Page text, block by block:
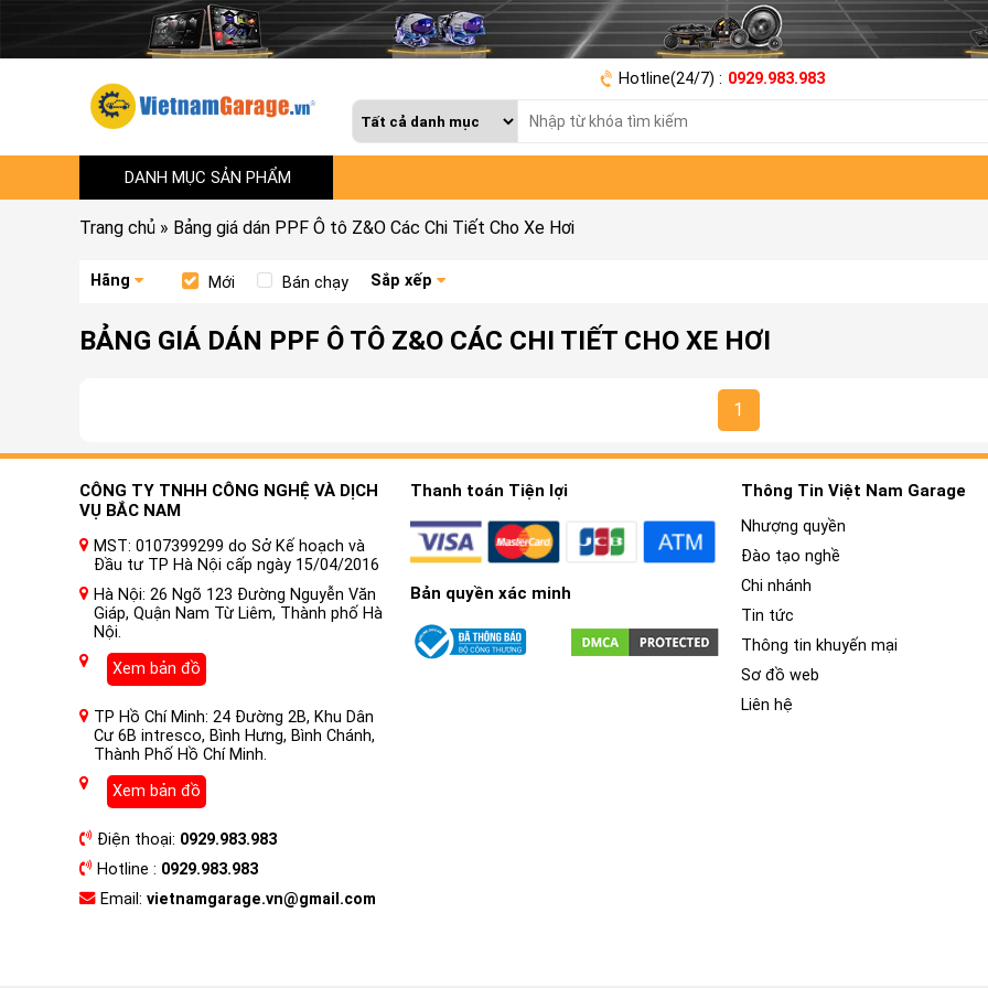
Hotline(24/7) : 0929.983.983
DANH MỤC SẢN PHẨM
Trang chủ » Bảng giá dán PPF Ô tô Z&O Các Chi Tiết Cho Xe Hơi
Hãng Mới Bán chạy Sắp xếp
BẢNG GIÁ DÁN PPF Ô TÔ Z&O CÁC CHI TIẾT CHO XE HƠI
1
CÔNG TY TNHH CÔNG NGHỆ VÀ DỊCH
VỤ BẮC NAM
MST: 0107399299 do Sở Kế hoạch và
Đầu tư TP Hà Nội cấp ngày 15/04/2016
Hà Nội: 26 Ngõ 123 Đường Nguyễn Văn
Giáp, Quận Nam Từ Liêm, Thành phố Hà
Nội.
Xem bản đồ
TP Hồ Chí Minh: 24 Đường 2B, Khu Dân
Cư 6B intresco, Bình Hưng, Bình Chánh,
Thành Phố Hồ Chí Minh.
Xem bản đồ
Điện thoại: 0929.983.983
Hotline : 0929.983.983
Email: vietnamgarage.vn@gmail.com
Thanh toán Tiện lợi
Bản quyền xác minh
Thông Tin Việt Nam Garage
Nhượng quyền
Đào tạo nghề
Chi nhánh
Tin tức
Thông tin khuyến mại
Sơ đồ web
Liên hệ